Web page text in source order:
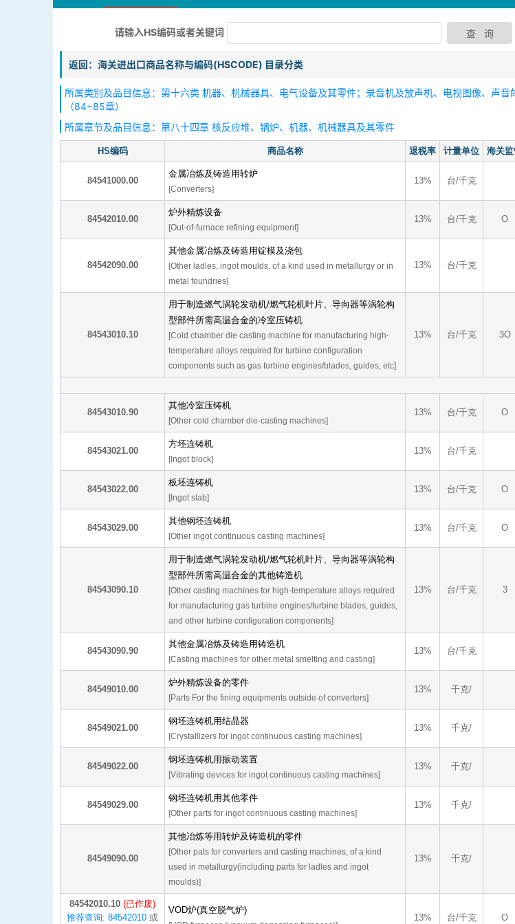
请输入HS编码或者关键词
返回：海关进出口商品名称与编码(HSCODE) 目录分类
所属类别及品目信息：第十六类 机器、机械器具、电气设备及其零件；录音机及放声机、电视图像、声
（84~85章）
所属章节及品目信息：第八十四章 核反应堆、锅炉、机器、机械器具及其零件
HS编码 商品名称 退税率 计量单位 海关
84541000.00
金属冶炼及铸造用转炉
[Converters]
13% 台/千克
84542010.00
炉外精炼设备
[Out-of-furnace refining equipment]
13% 台/千克 O
84542090.00
其他金属冶炼及铸造用锭模及浇包
[Other ladles, ingot moulds, of a kind used in metallurgy or in
metal foundries]
13% 台/千克
84543010.10
用于制造燃气涡轮发动机/燃气轮机叶片、导向器等涡轮构
型部件所需高温合金的冷室压铸机
[Cold chamber die casting machine for manufacturing high-
temperature alloys required for turbine configuration
components such as gas turbine engines/blades, guides, etc]
13% 台/千克 3O
84543010.90
其他冷室压铸机
[Other cold chamber die-casting machines]
13% 台/千克 O
84543021.00
方坯连铸机
[Ingot block]
13% 台/千克
84543022.00
板坯连铸机
[Ingot slab]
13% 台/千克 O
84543029.00
其他钢坯连铸机
[Other ingot continuous casting machines]
13% 台/千克 O
84543090.10
用于制造燃气涡轮发动机/燃气轮机叶片、导向器等涡轮构
型部件所需高温合金的其他铸造机
[Other casting machines for high-temperature alloys required
for manufacturing gas turbine engines/turbine blades, guides,
and other turbine configuration components]
13% 台/千克 3
84543090.90
其他金属冶炼及铸造用铸造机
[Casting machines for other metal smelting and casting]
13% 台/千克
84549010.00
炉外精炼设备的零件
[Parts For the fining equipments outside of converters]
13% 千克/
84549021.00
钢坯连铸机用结晶器
[Crystallizers for ingot continuous casting machines]
13% 千克/
84549022.00
钢坯连铸机用振动装置
[Vibrating devices for ingot continuous casting machines]
13% 千克/
84549029.00
钢坯连铸机用其他零件
[Other parts for ingot continuous casting machines]
13% 千克/
84549090.00
其他冶炼等用转炉及铸造机的零件
[Other pats for converters and casting machines, of a kind
used in metallurgy(including parts for ladles and ingot
moulds)]
13% 千克/
84542010.10 (已作废)
推荐查询: 84542010 或
VOD炉(真空脱气炉)
13% 台/千克 O